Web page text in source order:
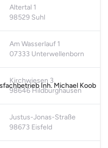
Altertal 1
98529 Suhl
Am Wasserlauf 1
07333 Unterwellenborn
Inh. Michael Koob
Kirchwiesen 3
98646 Hildburghausen
Justus-Jonas-Straße
98673 Eisfeld